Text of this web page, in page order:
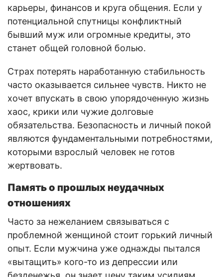
карьеры, финансов и круга общения. Если у
потенциальной спутницы конфликтный
бывший муж или огромные кредиты, это
станет общей головной болью.
Страх потерять наработанную стабильность
часто оказывается сильнее чувств. Никто не
хочет впускать в свою упорядоченную жизнь
хаос, крики или чужие долговые
обязательства. Безопасность и личный покой
являются фундаментальными потребностями,
которыми взрослый человек не готов
жертвовать.
Память о прошлых неудачных
отношениях
Часто за нежеланием связываться с
проблемной женщиной стоит горький личный
опыт. Если мужчина уже однажды пытался
«вытащить» кого-то из депрессии или